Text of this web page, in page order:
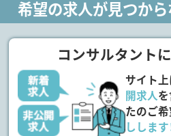
希望の求人が見つか
コンサルタント
サイト
開求人
たのご
しします